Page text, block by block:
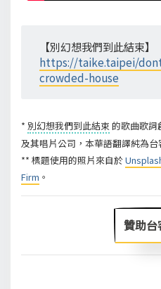
【別幻想我們到此結束】
https://taike.taipei/
crowded-house
* 別幻想我們到此結束 的歌曲歌詞
及其唱片公司，本華語翻譯純為
** 標題使用的照片來自於
Firm 。
贊助台